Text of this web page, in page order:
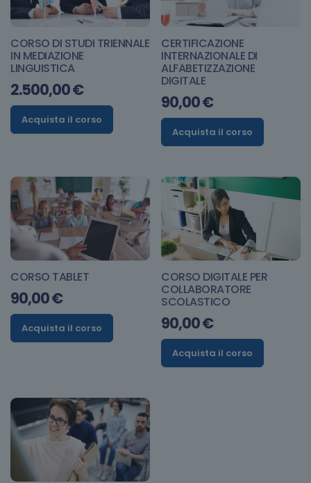
CORSO DI STUDI TRIENNALE
IN MEDIAZIONE
LINGUISTICA
2.500,00€
Acquista il corso
CERTIFICAZIONE
INTERNAZIONALE DI
ALFABETIZZAZIONE
DIGITALE
90,00€
Acquista il corso
CORSO TABLET
90,00€
Acquista il corso
CORSO DIGITALE PER
COLLABORATORE
SCOLASTICO
90,00€
Acquista il corso